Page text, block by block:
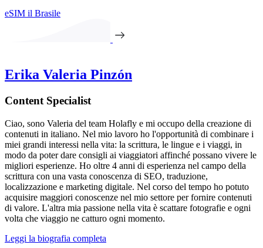
eSIM il Brasile
Erika Valeria Pinzón
Content Specialist
Ciao, sono Valeria del team Holafly e mi occupo della creazione di
contenuti in italiano. Nel mio lavoro ho l'opportunità di combinare i
miei grandi interessi nella vita: la scrittura, le lingue e i viaggi, in
modo da poter dare consigli ai viaggiatori affinché possano vivere le
migliori esperienze. Ho oltre 4 anni di esperienza nel campo della
scrittura con una vasta conoscenza di SEO, traduzione,
localizzazione e marketing digitale. Nel corso del tempo ho potuto
acquisire maggiori conoscenze nel mio settore per fornire contenuti
di valore. L'altra mia passione nella vita è scattare fotografie e ogni
volta che viaggio ne catturo ogni momento.
Leggi la biografia completa